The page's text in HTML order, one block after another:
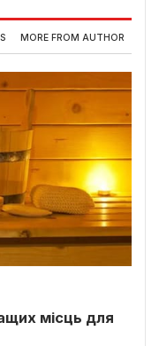
MORE FROM AUTHOR
місць для